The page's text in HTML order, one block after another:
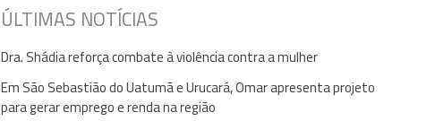
ÚLTIMAS NOTÍCIAS
Dra. Shádia reforça combate à violência contra a mulher
Em São Sebastião do Uatumã e Urucará, Omar apresenta projeto
para gerar emprego e renda na região